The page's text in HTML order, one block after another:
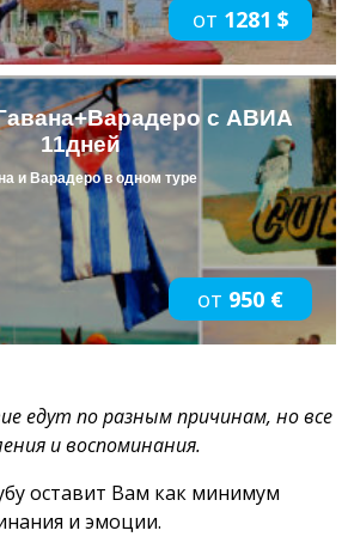
от 1281 $
с АВИА
11дней
и Варадеро в одном туре
от 950 €
едут по разным причинам, но все
и воспоминания.
оставит Вам как минимум
и эмоции.